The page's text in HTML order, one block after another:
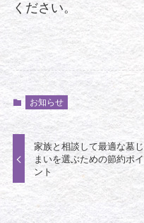
ください。
お知らせ
家族と相談して最適な墓じ
まいを選ぶための節約ポイ
ント